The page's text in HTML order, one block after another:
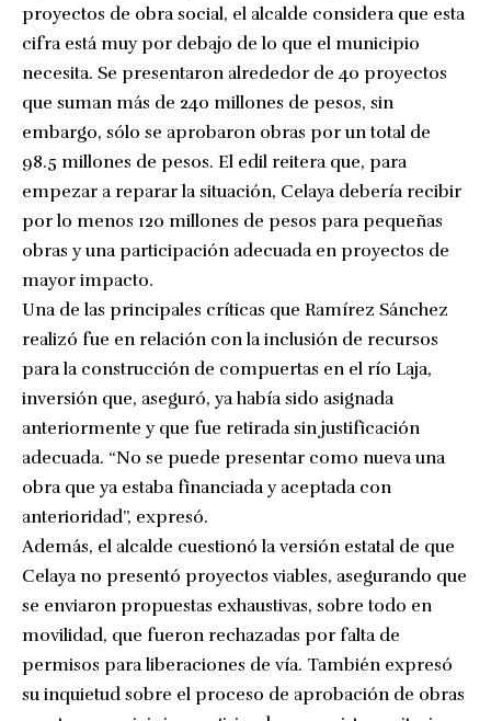
proyectos de obra social, el alcalde considera que esta
cifra está muy por debajo de lo que el municipio
necesita. Se presentaron alrededor de 40 proyectos
que suman más de 240 millones de pesos, sin
embargo, sólo se aprobaron obras por un total de
98.5 millones de pesos. El edil reitera que, para
empezar a reparar la situación, Celaya debería recibir
por lo menos 120 millones de pesos para pequeñas
obras y una participación adecuada en proyectos de
mayor impacto.
Una de las principales críticas que Ramírez Sánchez
realizó fue en relación con la inclusión de recursos
para la construcción de compuertas en el río Laja,
inversión que, aseguró, ya había sido asignada
anteriormente y que fue retirada sin justificación
adecuada. “No se puede presentar como nueva una
obra que ya estaba financiada y aceptada con
anterioridad”, expresó.
Además, el alcalde cuestionó la versión estatal de que
Celaya no presentó proyectos viables, asegurando que
se enviaron propuestas exhaustivas, sobre todo en
movilidad, que fueron rechazadas por falta de
permisos para liberaciones de vía. También expresó
su inquietud sobre el proceso de aprobación de obras